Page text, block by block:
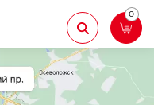
Назад
Aberhof
0